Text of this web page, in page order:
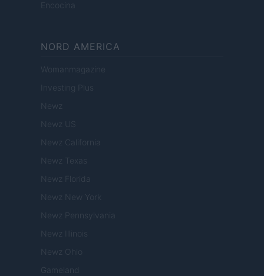
Encocina
NORD AMERICA
Womanmagazine
Investing Plus
Newz
Newz US
Newz California
Newz Texas
Newz Florida
Newz New York
Newz Pennsylvania
Newz Illinois
Newz Ohio
Gameland